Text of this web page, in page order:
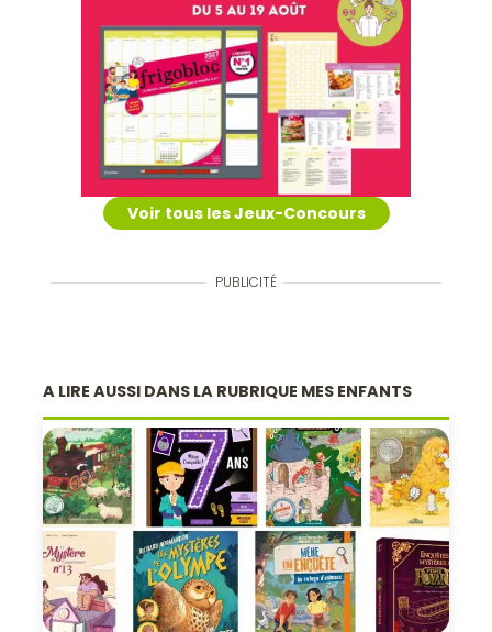
Voir tous les Jeux-Concours
PUBLICITÉ
A LIRE AUSSI DANS LA RUBRIQUE MES ENFANTS